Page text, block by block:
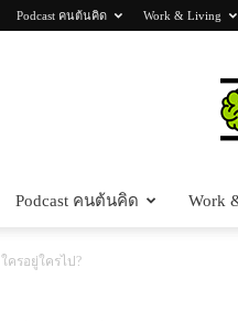
Podcast คนต้นคิด Work & Living
Podcast คนต้นคิด Work
ครอยู่ใครไป?